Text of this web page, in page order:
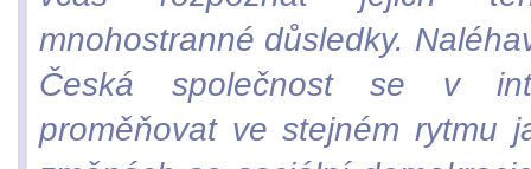
mnohostranné důsledky.
Česká společnost se v
proměňovat ve stejném rytmu